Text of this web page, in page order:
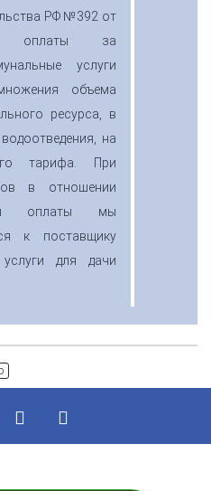
РФ №392 от
оплаты за
услуги
объема
ресурса, в
на
тарифа. При
в отношении
оплаты мы
к поставщику
для дачи